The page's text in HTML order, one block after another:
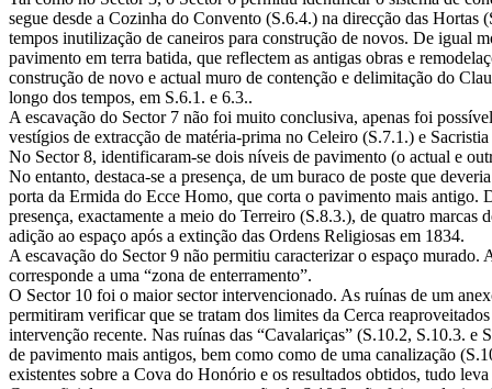
segue desde a Cozinha do Convento (S.6.4.) na direcção das Hortas
tempos inutilização de caneiros para construção de novos. De igual
pavimento em terra batida, que reflectem as antigas obras e
construção de novo e actual muro de contenção e delimitação do
longo dos tempos, em S.6.1. e 6.3..
A escavação do Sector 7 não foi muito conclusiva, apenas foi
vestígios de extracção de matéria-prima no Celeiro (S.7.1.) e
No Sector 8, identificaram-se dois níveis de pavimento (o actual e
No entanto, destaca-se a presença, de um buraco de poste que
porta da Ermida do Ecce Homo, que corta o pavimento mais antigo.
presença, exactamente a meio do Terreiro (S.8.3.), de quatro marcas
adição ao espaço após a extinção das Ordens Religiosas em 1834.
A escavação do Sector 9 não permitiu caracterizar o espaço murado.
corresponde a uma “zona de enterramento”.
O Sector 10 foi o maior sector intervencionado. As ruínas de um
permitiram verificar que se tratam dos limites da Cerca
intervenção recente. Nas ruínas das “Cavalariças” (S.10.2, S.10.3.
de pavimento mais antigos, bem como como de uma canalização
existentes sobre a Cova do Honório e os resultados obtidos, tudo